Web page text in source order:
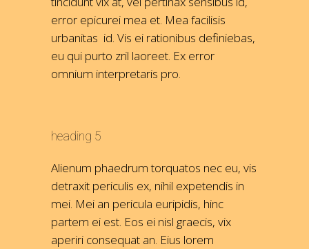
error epicurei mea et. Mea facilisis
urbanitas id. Vis ei rationibus definiebas,
eu qui purto zril laoreet. Ex error
omnium interpretaris pro.
heading 5
Alienum phaedrum torquatos nec eu, vis
detraxit periculis ex, nihil expetendis in
mei. Mei an pericula euripidis, hinc
partem ei est. Eos ei nisl graecis, vix
aperiri consequat an. Eius lorem